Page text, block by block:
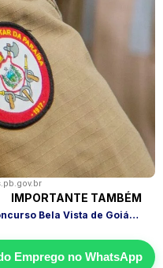
IMPORTANTE TAMBÉM
Concurso Bela Vista de Goiás: 1.305 vagas e salário até R$ 7,7 mil
Empregono WhatsApp